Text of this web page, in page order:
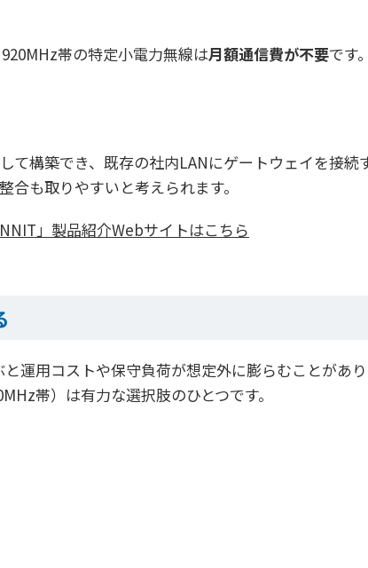
帯の特定小電力無線は月額通信費が不要です
て構築でき、既存の社内LANにゲートウェイを接
も取りやすいと考えられます。
」製品紹介Webサイトはこちら
運用コストや保守負荷が想定外に膨らむことがあ
帯）は有力な選択肢のひとつです。